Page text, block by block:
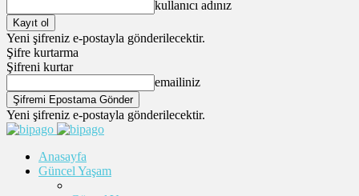
kullanıcı adınız
Yeni şifreniz e-postayla gönderilecektir.
Şifre kurtarma
Şifreni kurtar
emailiniz
Yeni şifreniz e-postayla gönderilecektir.
Anasayfa
Güncel Yaşam